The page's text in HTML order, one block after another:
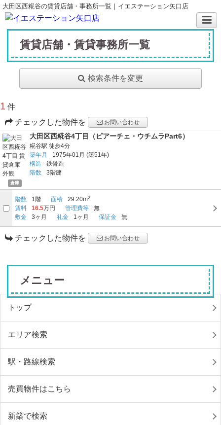
大田区西糀谷の賃貸店舗・事務所一覧｜イエステーション矢口店
賃貸店舗・賃貸事務所一覧
検索条件を変更
1 件
チェックした物件を
お問い合わせ
倉庫
大田区西糀谷4丁目（ピアーチェ・ウチムラPart6）
糀谷駅 徒歩4分
築年月
1975年01月 (築51年)
構造
鉄骨造
階数
3階建
階数 1階 面積 29.20m2
賃料 16.5万円 管理費等
無
敷金
3ヶ月 礼金 1ヶ月 保証金 無
チェックした物件を お問い合わせ
メニュー
トップ
エリア検索
駅・路線検索
売買物件はこちら
新築で検索